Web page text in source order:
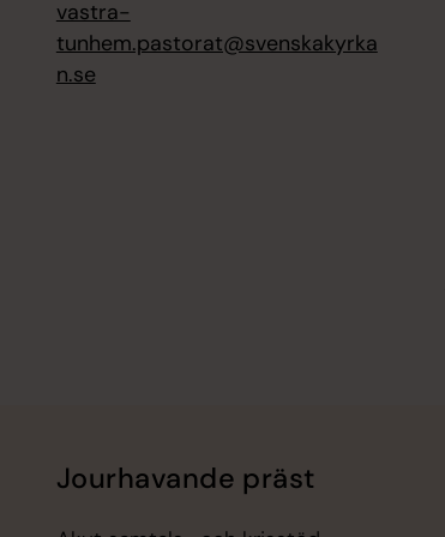
vastra-
tunhem.pastorat@svenskakyrka
n.se
Jourhavande präst